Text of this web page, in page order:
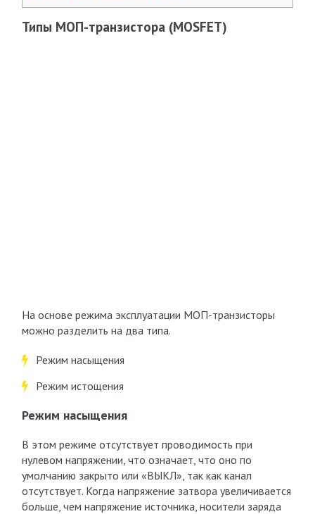
Типы МОП-транзистора (MOSFET)
На основе режима эксплуатации МОП-транзисторы
можно разделить на два типа.
Режим насыщения
Режим истощения
Режим насыщения
В этом режиме отсутствует проводимость при
нулевом напряжении, что означает, что оно по
умолчанию закрыто или «ВЫКЛ», так как канал
отсутствует. Когда напряжение затвора увеличивается
больше, чем напряжение источника, носители заряда